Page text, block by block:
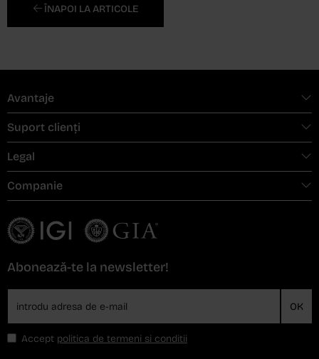
ÎNAPOI LA ARTICOLE
Avantaje
Suport clienți
Legal
Companie
Abonează-te la newsletter!
OK
Accept politica de termeni si conditii